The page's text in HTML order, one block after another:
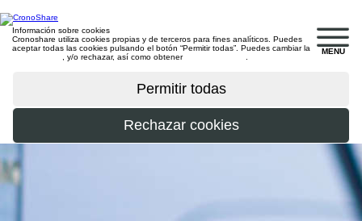
MENU
Información sobre cookies
Cronoshare utiliza cookies propias y de terceros para fines analíticos. Puedes
aceptar todas las cookies pulsando el botón “Permitir todas”. Puedes cambiar la
, y/o rechazar, así como obtener